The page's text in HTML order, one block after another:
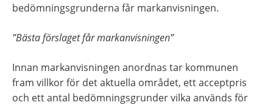
bedömningsgrunderna får markanvisningen.
”Bästa förslaget får markanvisningen”
Innan markanvisningen anordnas tar kommunen
fram villkor för det aktuella området, ett acceptpris
och ett antal bedömningsgrunder vilka används för